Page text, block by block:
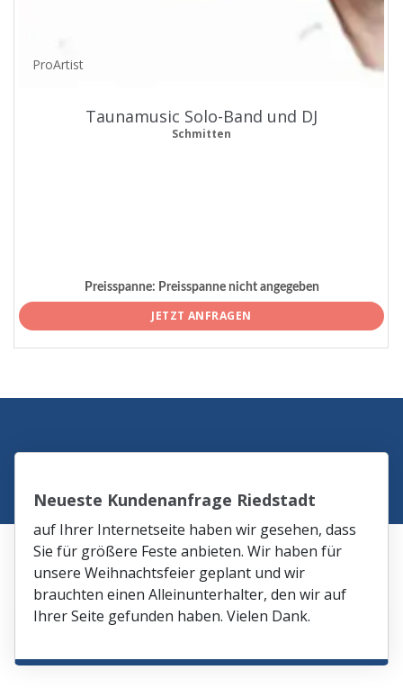
ProArtist
Taunamusic Solo-Band und DJ
Schmitten
Preisspanne: Preisspanne nicht angegeben
JETZT ANFRAGEN
Neueste Kundenanfrage Riedstadt
auf Ihrer Internetseite haben wir gesehen, dass
Sie für größere Feste anbieten. Wir haben für
unsere Weihnachtsfeier geplant und wir
brauchten einen Alleinunterhalter, den wir auf
Ihrer Seite gefunden haben. Vielen Dank.